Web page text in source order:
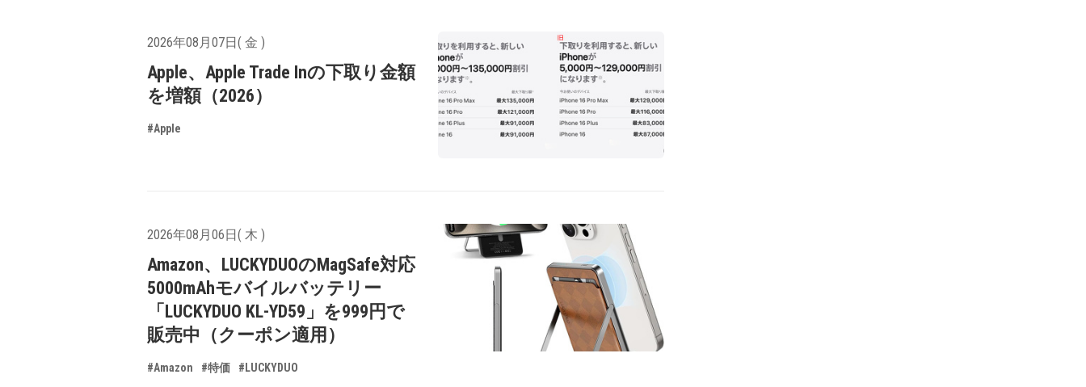
2026年08月07日( 金 )
Apple、Apple Trade Inの下取り金額
を増額（2026）
#Apple
2026年08月06日( 木 )
Amazon、LUCKYDUOのMagSafe対応
5000mAhモバイルバッテリー
「LUCKYDUO KL-YD59」を999円で
販売中（クーポン適用）
#Amazon #特価 #LUCKYDUO